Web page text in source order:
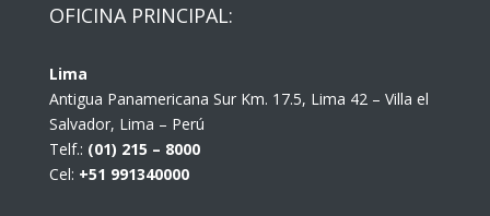
OFICINA PRINCIPAL:
Lima
Antigua Panamericana Sur Km. 17.5, Lima 42 – Villa el
Salvador, Lima – Perú
Telf.: (01) 215 – 8000
Cel: +51 991340000